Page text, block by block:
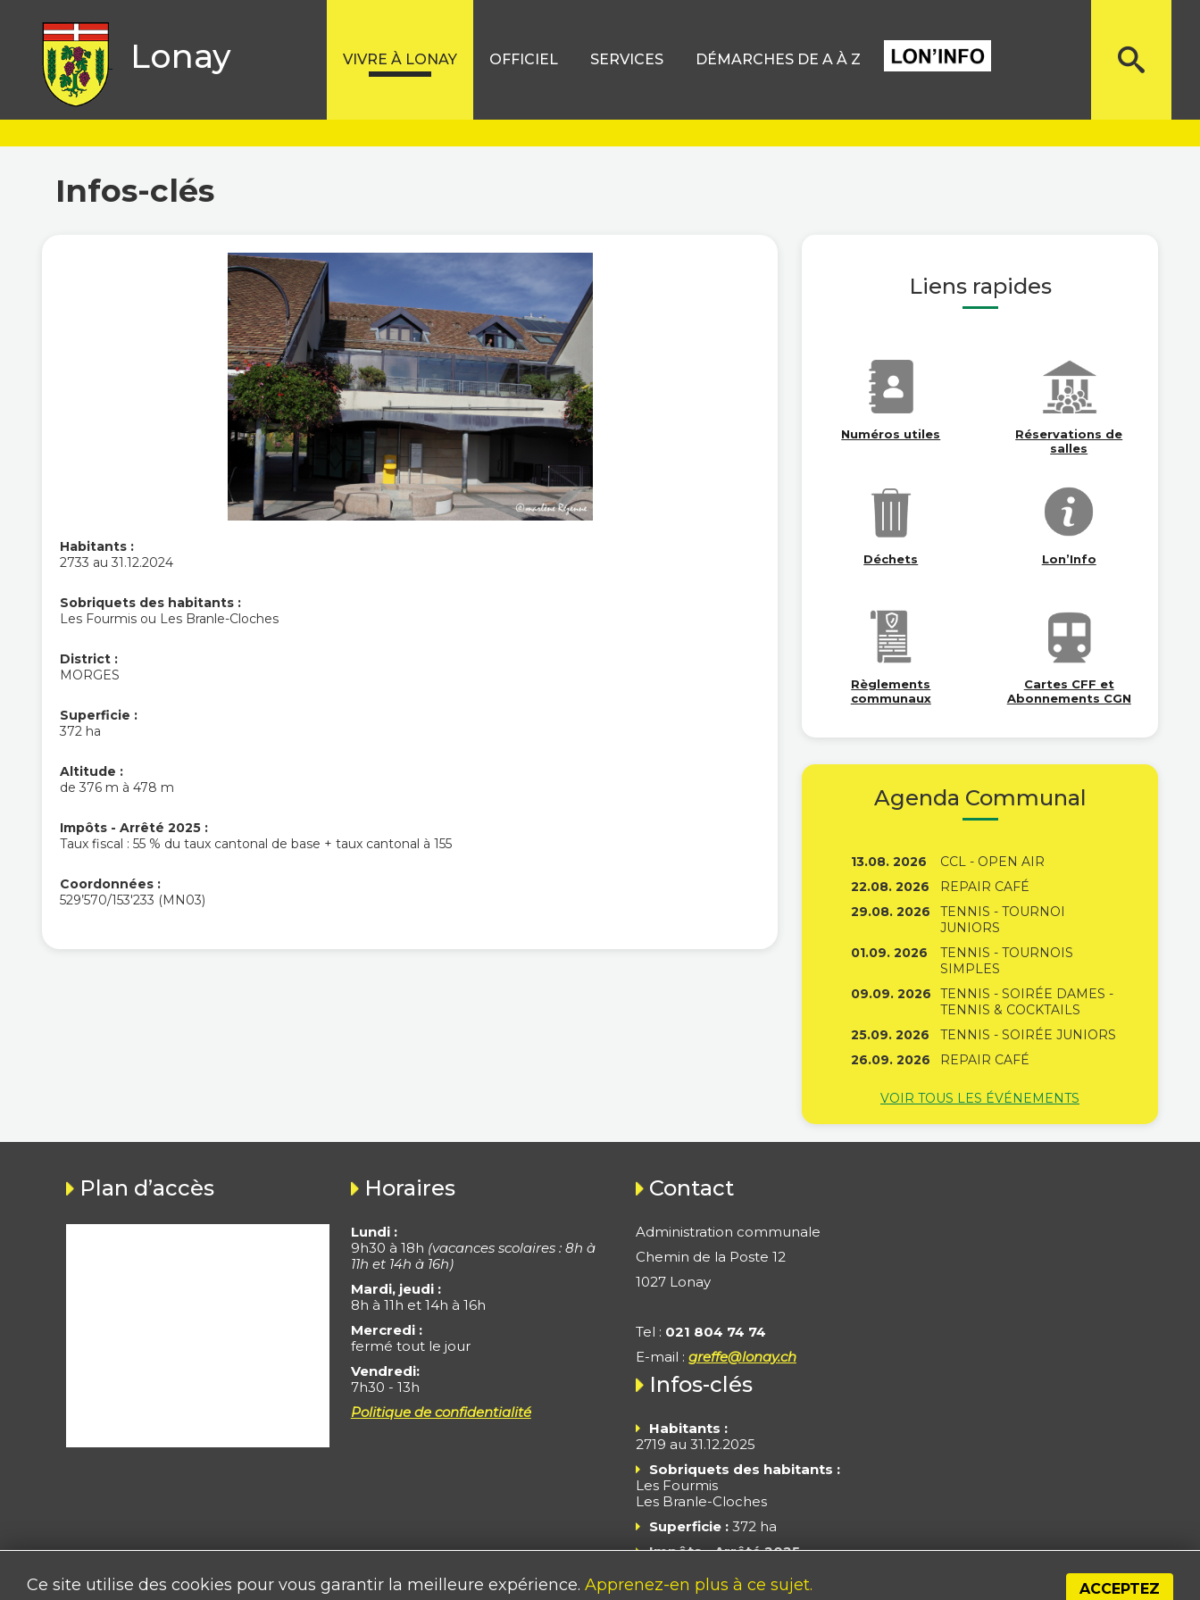
Lonay VIVRE À LONAY OFFICIEL SERVICES DÉMARCHES DE A À Z
Infos-clés
Habitants :
2733 au 31.12.2024
Sobriquets des habitants :
Les Fourmis ou Les Branle-Cloches
District :
MORGES
Superficie :
372 ha
Altitude :
de 376 m à 478 m
Impôts - Arrêté 2025 :
Taux fiscal : 55 % du taux cantonal de base + taux cantonal à 155
Coordonnées :
529’570/153'233 (MN03)
Liens rapides
Numéros utiles
Réservations de
salles
Déchets Lon’Info
Règlements
communaux
Cartes CFF et
Abonnements CGN
Agenda Communal
13.08. 2026
CCL - OPEN AIR
22.08. 2026
REPAIR CAFÉ
29.08. 2026
TENNIS - TOURNOI
JUNIORS
01.09. 2026
TENNIS - TOURNOIS
SIMPLES
09.09. 2026
TENNIS - SOIRÉE DAMES -
TENNIS & COCKTAILS
25.09. 2026
TENNIS - SOIRÉE JUNIORS
26.09. 2026
REPAIR CAFÉ
VOIR TOUS LES ÉVÉNEMENTS
Plan d’accès Horaires
Lundi :
9h30 à 18h (vacances scolaires : 8h à
11h et 14h à 16h)
Mardi, jeudi :
8h à 11h et 14h à 16h
Mercredi :
fermé tout le jour
Vendredi:
7h30 - 13h
Politique de confidentialité
Contact
Administration communale
Chemin de la Poste 12
1027 Lonay
Tel : 021 804 74 74
E-mail : greffe@lonay.ch
Infos-clés
Habitants :
2719 au 31.12.2025
Sobriquets des habitants :
Les Fourmis
Les Branle-Cloches
Superficie :372 ha
Impôts - Arrêté 2025
base + taux cantonal à 155
Ce site utilise des cookies pour vous garantir la meilleure expérience. Apprenez-en plus à ce sujet. ACCEPTEZ